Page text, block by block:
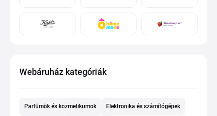
Webáruház kategóriák
Parfümök és kozmetikumok Elektronika és számítógépek